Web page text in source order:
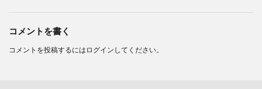
コメントを書く
コメントを投稿するには ログイン してください。